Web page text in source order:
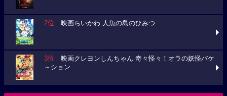
2位 映画ちいかわ 人魚の島のひみつ
3位 映画クレヨンしんちゃん 奇々怪々！オラの妖怪バケ
～ション